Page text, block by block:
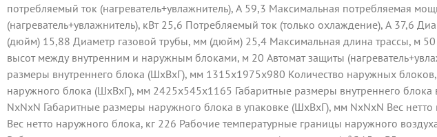
потребляемый ток (нагреватель+увлажнитель), А 59,3 Максимальная потребляемая
(нагреватель+увлажнитель), кВт 25,6 Потребляемый ток (только охлаждение), А 37,6
(дюйм) 15,88 Диаметр газовой трубы, мм (дюйм) 25,4 Максимальная длина трассы, м
высот между внутренним и наружным блоками, м 20 Автомат защиты
размеры внутреннего блока (ШxВxГ), мм 1315x1975x980 Количество наружных
наружного блока (ШxВxГ), мм 2425x545x1165 Габаритные размеры внутреннего блока
NxNxN Габаритные размеры наружного блока в упаковке (ШxВxГ), мм NxNxN Вес нетто
Вес нетто наружного блока, кг 226 Рабочие температурные границы наружного